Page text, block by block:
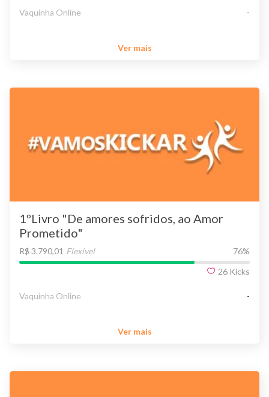
Vaquinha Online -
Ver mais
1ºLivro "De amores sofridos, ao Amor
Prometido"
R$ 3.790,01 Flexível 76%
26 Kicks
Vaquinha Online -
Ver mais